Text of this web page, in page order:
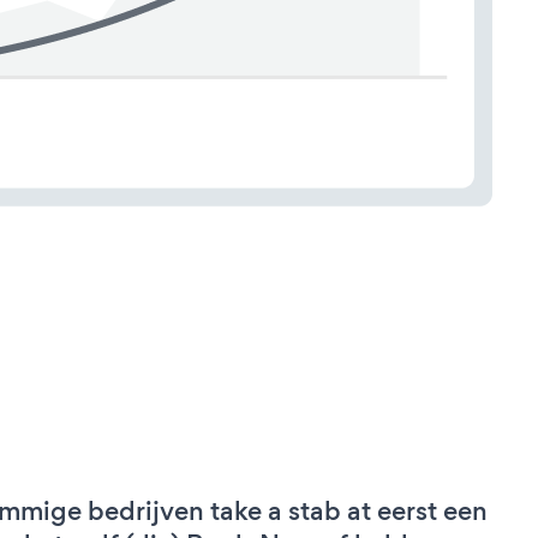
bedrijven take a stab at eerst een